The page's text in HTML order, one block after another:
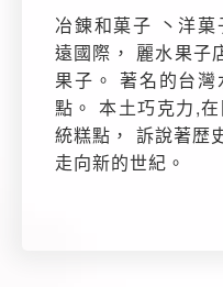
冶錬和菓子 丶洋
遠國際， 麗水果子
果子。 著名的台
點。 本土巧克力,
統糕點， 訴說著歴
走向新的世紀。